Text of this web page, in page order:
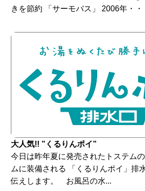
きを節約 「サーモバス」 2006年・・
大人気!! ”くるりんポイ”
今日は昨年夏に発売されたトステム
ムに装備される 「くるりんポイ」排
伝えします。 お風呂の水...